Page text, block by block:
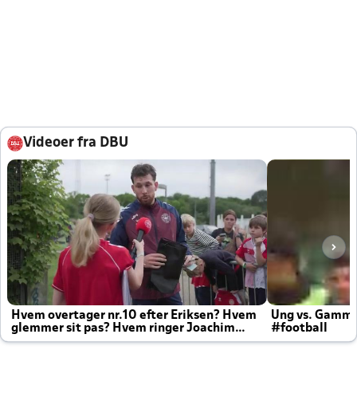
Videoer fra DBU
Hvem overtager nr.10 efter Eriksen? Hvem
glemmer sit pas? Hvem ringer Joachim
altid til efter kampe?
Ung vs.
#football